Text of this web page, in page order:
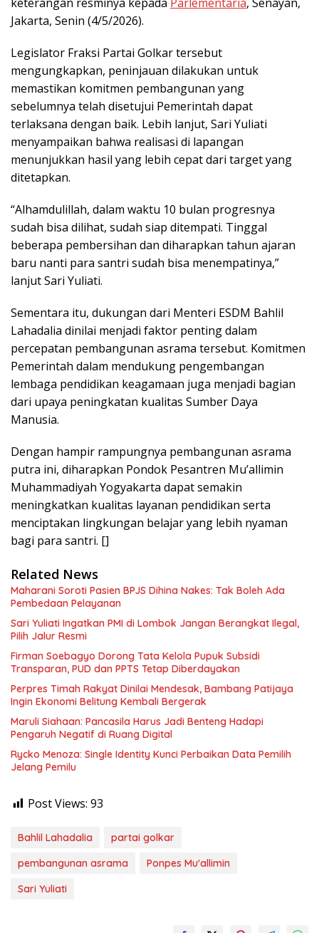
Jakarta, Senin (4/5/2026).
Legislator Fraksi Partai Golkar tersebut
mengungkapkan, peninjauan dilakukan untuk
memastikan komitmen pembangunan yang
sebelumnya telah disetujui Pemerintah dapat
terlaksana dengan baik. Lebih lanjut, Sari Yuliati
menyampaikan bahwa realisasi di lapangan
menunjukkan hasil yang lebih cepat dari target yang
ditetapkan.
“Alhamdulillah, dalam waktu 10 bulan progresnya
sudah bisa dilihat, sudah siap ditempati. Tinggal
beberapa pembersihan dan diharapkan tahun ajaran
baru nanti para santri sudah bisa menempatinya,”
lanjut Sari Yuliati.
Sementara itu, dukungan dari Menteri ESDM Bahlil
Lahadalia dinilai menjadi faktor penting dalam
percepatan pembangunan asrama tersebut. Komitmen
Pemerintah dalam mendukung pengembangan
lembaga pendidikan keagamaan juga menjadi bagian
dari upaya peningkatan kualitas Sumber Daya
Manusia.
Dengan hampir rampungnya pembangunan asrama
putra ini, diharapkan Pondok Pesantren Mu’allimin
Muhammadiyah Yogyakarta dapat semakin
meningkatkan kualitas layanan pendidikan serta
menciptakan lingkungan belajar yang lebih nyaman
bagi para santri. []
Related News
Maharani Soroti Pasien BPJS Dihina Nakes: Tak Boleh Ada
Pembedaan Pelayanan
Sari Yuliati Ingatkan PMI di Lombok Jangan Berangkat Ilegal,
Pilih Jalur Resmi
Firman Soebagyo Dorong Tata Kelola Pupuk Subsidi
Transparan, PUD dan PPTS Tetap Diberdayakan
Perpres Timah Rakyat Dinilai Mendesak, Bambang Patijaya
Ingin Ekonomi Belitung Kembali Bergerak
Maruli Siahaan: Pancasila Harus Jadi Benteng Hadapi
Pengaruh Negatif di Ruang Digital
Rycko Menoza: Single Identity Kunci Perbaikan Data Pemilih
Jelang Pemilu
Post Views: 93
Bahlil Lahadalia
partai golkar
pembangunan asrama
Ponpes Mu'allimin
Sari Yuliati